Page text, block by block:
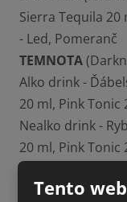
Sierra Tequila 20
- Led, Pomeranč
TEMNOTA
Alko drink -
20 ml, Pink Tonic
Nealko drink -
20 ml, Pink Tonic
Tento